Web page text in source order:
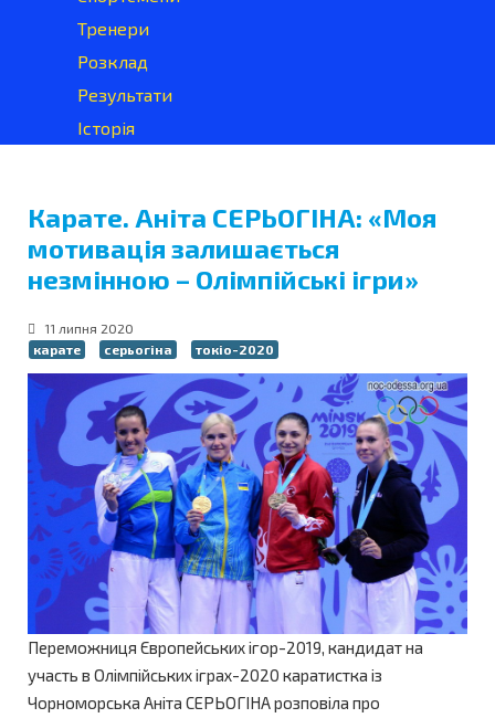
Тренери
Розклад
Результати
Історія
Карате. Аніта СЕРЬОГІНА: «Моя
мотивація залишається
незмінною – Олімпійські ігри»
11 липня 2020
карате
серьогіна токіо-2020
Переможниця Європейських ігор-2019, кандидат на
участь в Олімпійських іграх-2020 каратистка із
Чорноморська Аніта СЕРЬОГІНА розповіла про